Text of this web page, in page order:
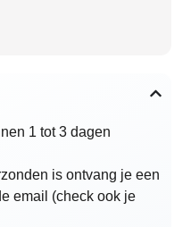
1 tot 3 dagen
is ontvang je een
email (check ook je